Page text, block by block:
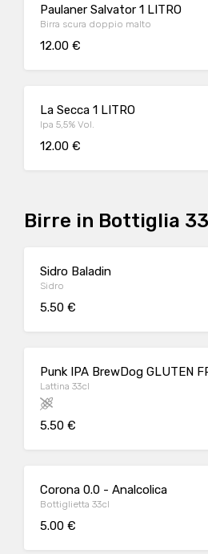
Paulaner Salvator 1 LITRO
Birra scura doppio malto
12.00 €
La Secca 1 LITRO
Ipa 5,5% Vol.
12.00 €
Birre in Bottiglia
Sidro Baladin
Sidro
5.50 €
Punk IPA BrewDog GLUTEN
Lattina 33cl
5.50 €
Corona 0.0 - Analcolica
Bottiglietta 33cl
5.00 €